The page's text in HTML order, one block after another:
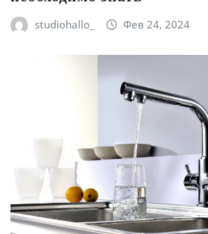
studiohallo_ Фев 24, 2024